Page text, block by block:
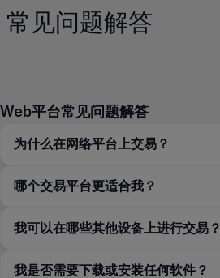
常见问题解答
Web平台常见问题解答
为什么在网络平台上交易？
哪个交易平台更适合我？
我可以在哪些其他设备上进行交易？
我是否需要下载或安装任何软件？